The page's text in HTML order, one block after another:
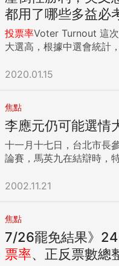
都用了哪些多益必
投票率 Voter
大選高，根據中選會統計
2020.01.15
焦點
李應元仍可能選情
十一月十七日，台北市長
論賽，馬英九在結辯時，
2002.11.21
焦點
7/26罷免結果》
票率、正反票數總